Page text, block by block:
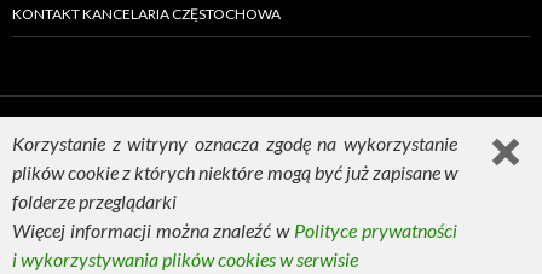
KONTAKT KANCELARIA CZĘSTOCHOWA
Dumnie wspierane przez WordPressa
Korzystanie z witryny oznacza zgodę na wykorzystanie
plików cookie z których niektóre mogą być już zapisane w
folderze przeglądarki
Więcej informacji można znaleźć w Polityce prywatności
i wykorzystywania plików cookies w serwisie